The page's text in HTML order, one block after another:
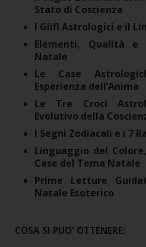
Stato di Coscienza
I Glifi Astrologici e il
Elementi, Qualità
Natale
Le Case
Esperienza dell’Anima
Le Tre Croci
Evolutivo della
I Segni Zodiacali e i 7
Linguaggio del
Case del Tema Natale
Prime Letture
Natale Esoterico
COSA SI PUO' OTTENERE: